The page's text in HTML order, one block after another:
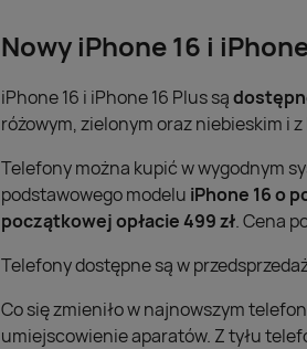
Nowy iPhone 16 i
iPhone 16 i iPhone 16 Plus są
różowym, zielonym oraz niebieskim i z
Telefony można kupić w wygodnym
podstawowego modelu iPhone 16 o
początkowej opłacie 499 zł. Cena
Telefony dostępne są w
Co się zmieniło w najnowszym
umiejscowienie aparatów. Z tyłu